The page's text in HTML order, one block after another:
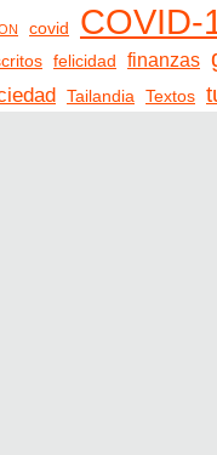
covid COVID-
felicidad finanzas
Tailandia Textos